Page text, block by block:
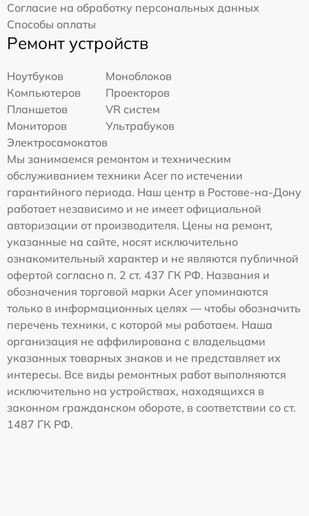
Согласие на обработку персональных данных
Способы оплаты
Ремонт устройств
Ноутбуков
Моноблоков
Компьютеров
Проекторов
Планшетов
VR систем
Мониторов
Ультрабуков
Электросамокатов
Мы занимаемся ремонтом и техническим
обслуживанием техники Acer по истечении
гарантийного периода. Наш центр в Ростове-на-Дону
работает независимо и не имеет официальной
авторизации от производителя. Цены на ремонт,
указанные на сайте, носят исключительно
ознакомительный характер и не являются публичной
офертой согласно п. 2 ст. 437 ГК РФ. Названия и
обозначения торговой марки Acer упоминаются
только в информационных целях — чтобы обозначить
перечень техники, с которой мы работаем. Наша
организация не аффилирована с владельцами
указанных товарных знаков и не представляет их
интересы. Все виды ремонтных работ выполняются
исключительно на устройствах, находящихся в
законном гражданском обороте, в соответствии со ст.
1487 ГК РФ.